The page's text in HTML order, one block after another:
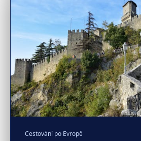
Cestování po Evropě